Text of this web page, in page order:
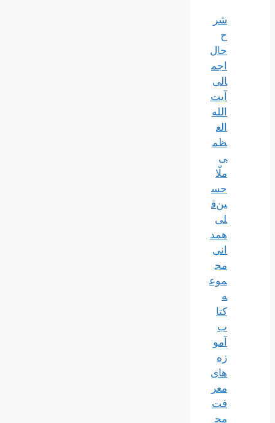
شر
ح
حال
اجم
الی
آیت‌
الله‌
الع
ظم
ی
ملّا
حس
ین‌ق
لی
همد
انی
مج
موع
ه
کتا
ب
آمو
زه
های
معر
فت
مج